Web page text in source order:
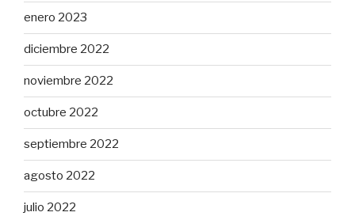
enero 2023
diciembre 2022
noviembre 2022
octubre 2022
septiembre 2022
agosto 2022
julio 2022